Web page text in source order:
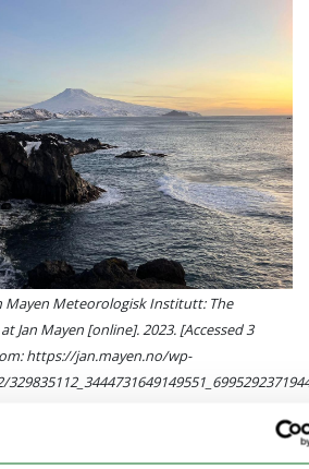
Mayen Meteorologisk Institutt: The
Jan Mayen [online]. 2023. [Accessed 3
https://jan.mayen.no/wp-
to Jan Mayen has been